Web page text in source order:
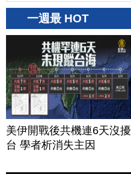
一週最 HOT
美伊開戰後共機連6天沒擾
台 學者析消失主因